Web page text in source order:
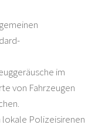
im
von Fahrzeugen
lokale Polizeisirenen